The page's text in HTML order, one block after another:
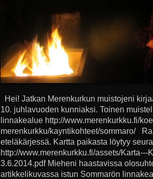
Hei! Jatkan Merenkurkun muistojeni
10. juhlavuoden kunniaksi. Toinen
linnakealue http://www.merenkurkku.fi/
merenkurkku/kayntikohteet/sommaro/
eteläkärjessä. Kartta paikasta löytyy
http://www.merenkurkku.fi/assets/Karta---
3.6.2014.pdf Mieheni haastavissa
artikkelikuvassa istun Sommarön